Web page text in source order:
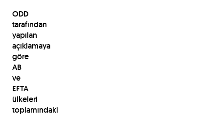
ODD
tarafından
yapılan
açıklamaya
göre
AB
ve
EFTA
ülkeleri
toplamındaki